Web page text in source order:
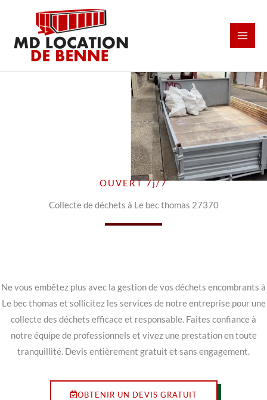
contenu
OUVERT 7j/7
Collecte de déchets à Le bec thomas 27370
Ne vous embêtez plus avec la gestion de vos déchets encombrants à
Le bec thomas et sollicitez les services de notre entreprise pour une
collecte des déchets efficace et responsable. Faites confiance à
notre équipe de professionnels et vivez une prestation en toute
tranquillité. Devis entièrement gratuit et sans engagement.
OBTENIR UN DEVIS GRATUIT